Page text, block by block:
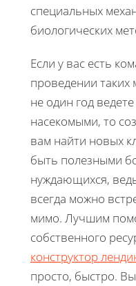
специальных
биологических
Если у вас есть
проведении
не один год
насекомыми, то
вам найти новых
быть полезными
нуждающихся,
всегда можно
мимо. Лучшим
собственного
конструктор
просто, быстро.